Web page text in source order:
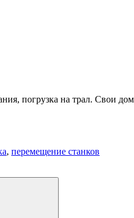
погрузка на трал. Свои
, перемещение станков